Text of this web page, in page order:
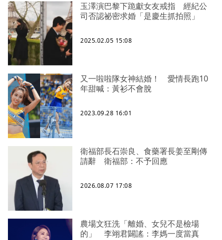
玉澤演巴黎下跪獻女友戒指 經紀公
司否認祕密求婚「是慶生抓拍照」
2025.02.05 15:08
又一啦啦隊女神結婚！ 愛情長跑10
年甜喊：黃衫不會脫
2023.09.28 16:01
衛福部長石崇良、食藥署長姜至剛傳
請辭 衛福部：不予回應
2026.08.07 17:08
農場文狂洗「離婚、女兒不是檢場
的」 李翊君闢謠：李媽一度當真